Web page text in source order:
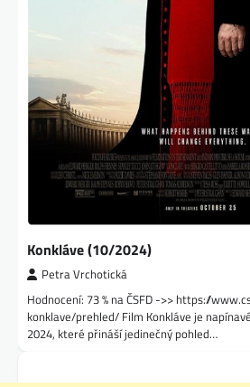
Konkláve (10/2024)
Petra Vrchotická
Hodnocení: 73 % na ČSFD ->> https://
konklave/prehled/ Film Konkláve je
2024, které přináší jedinečný pohled…